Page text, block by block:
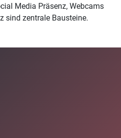
Media Präsenz, Webcams
sind zentrale Bausteine.